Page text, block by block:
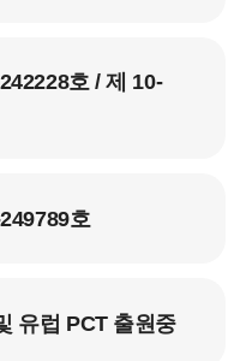
호 / 제 10-
호
유럽 PCT 출원중